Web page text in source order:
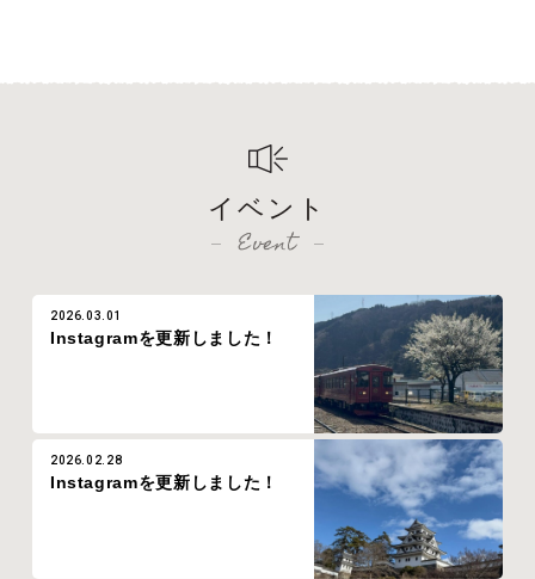
イベント
Event
2026.03.01
Instagramを更新しました！
2026.02.28
Instagramを更新しました！